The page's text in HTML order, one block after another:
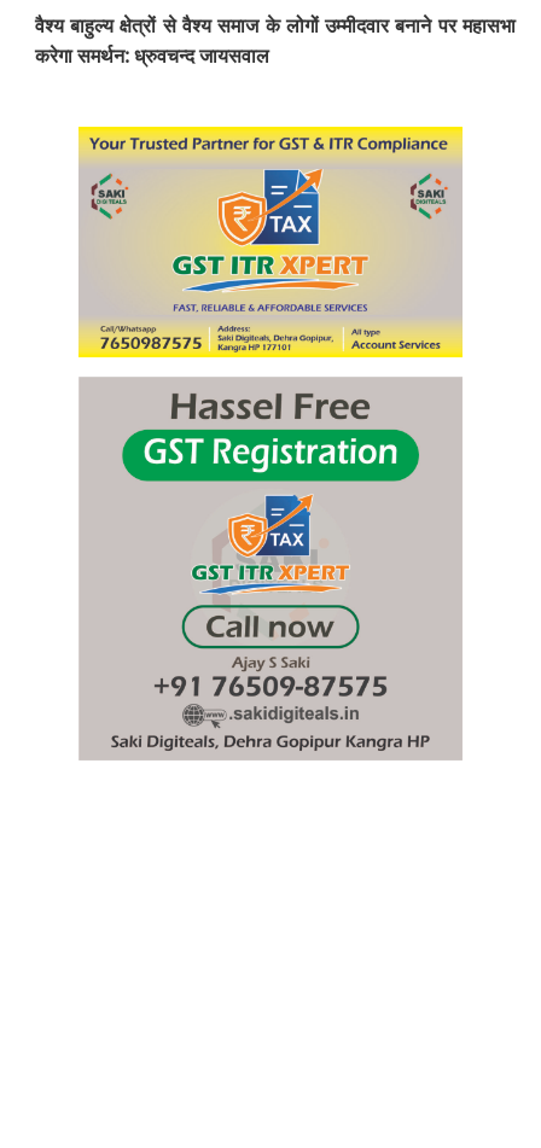
वैश्य बाहुल्य क्षेत्रों से वैश्य समाज के लोगों उम्मीदवार बनाने पर महासभा
करेगा समर्थन: ध्रुवचन्द जायसवाल